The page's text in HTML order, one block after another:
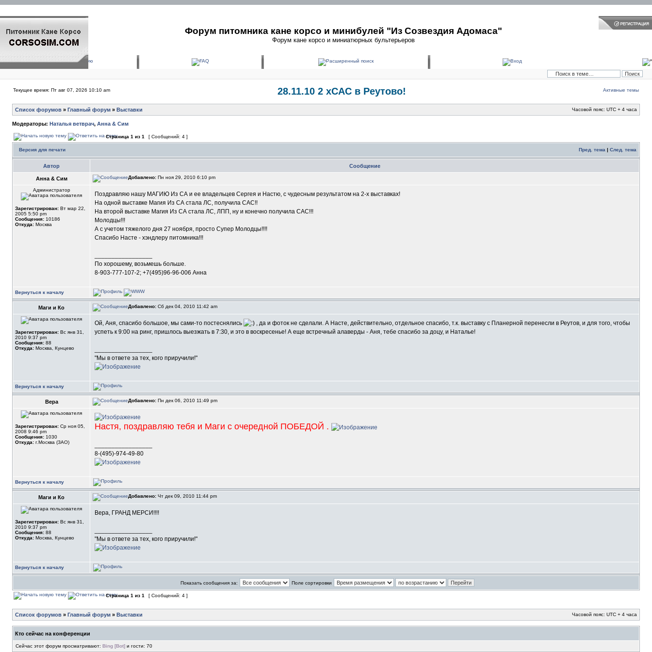
Форум питомника кане корсо и минибулей "Из Созвездия Адомаса"
Форум кане корсо и миниатюрных бультерьеров
Текущее время: Пт авг 07, 2026 10:10 am 28.11.10 2 хСАС в Реутово! Активные темы
Список форумов » Главный форум » Выставки Часовой пояс: UTC + 4 часа
Модераторы: Наталья ветврач, Анна & Сим
Страница 1 из 1 [ Сообщений: 4 ]
Версия для печати Пред. тема | След. тема
Автор Сообщение
Анна & Сим Добавлено: Пн ноя 29, 2010 6:10 pm
Администратор
Зарегистрирован: Вт мар 22,
2005 5:50 pm
Сообщения: 10186
Откуда: Москва
Поздравляю нашу МАГИЮ Из СА и ее владельцев Сергея и Настю, с чудесным результатом на 2-х выставках!
На одной выставке Магия Из СА стала ЛС, получила САС!!
На второй выставке Магия Из СА стала ЛС, ЛПП, ну и конечно получила САС!!!
Молодцы!!!
А с учетом тяжелого дня 27 ноября, просто Супер Молодцы!!!!
Спасибо Насте - хэндлеру питомника!!!
По хорошему, возьмешь больше.
8-903-777-107-2; +7(495)96-96-006 Анна
Вернуться к началу
Маги и Ко Добавлено: Сб дек 04, 2010 11:42 am
Зарегистрирован: Вс янв 31,
2010 9:37 pm
Сообщения: 88
Откуда: Москва, Кунцево
Ой, Аня, спасибо большое, мы сами-то постеснялись
, да и фоток не сделали. А Насте, действительно, отдельное спасибо, т.к. выставку с Планерной перенесли в Реутов, и для того, чтобы
успеть к 9:00 на ринг, пришлось выезжать в 7:30, и это в воскресенье! А еще встречный алаверды - Аня, тебе спасибо за доцу, и Наталье!
"Мы в ответе за тех, кого приручили!"
Вернуться к началу
Вера Добавлено: Пн дек 06, 2010 11:49 pm
Зарегистрирован: Ср ноя 05,
2008 9:46 pm
Сообщения: 1030
Откуда: г.Москва (ЗАО)
Настя, поздравляю тебя и Маги с очередной ПОБЕДОЙ .
8-(495)-974-49-80
Вернуться к началу
Маги и Ко Добавлено: Чт дек 09, 2010 11:44 pm
Зарегистрирован: Вс янв 31,
2010 9:37 pm
Сообщения: 88
Откуда: Москва, Кунцево
Вера, ГРАНД МЕРСИ!!!!
"Мы в ответе за тех, кого приручили!"
Вернуться к началу
Показать сообщения за: Поле сортировки
Страница 1 из 1 [ Сообщений: 4 ]
Список форумов » Главный форум » Выставки Часовой пояс: UTC + 4 часа
Кто сейчас на конференции
Сейчас этот форум просматривают: Bing [Bot] и гости: 70